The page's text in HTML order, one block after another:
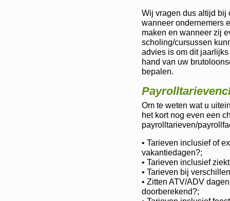
Wij vragen dus altijd bij
wanneer ondernemers
maken en wanneer zij
scholing/cursussen
advies is om dit
hand van uw
bepalen.
Om te weten wat u
het kort nog even een
payrolltarieven/
• Tarieven inclusief of
vakantiedagen?;
• Tarieven inclusief
• Tarieven bij
• Zitten ATV/ADV
doorberekend?;